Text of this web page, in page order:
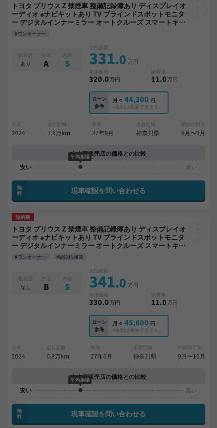
トヨタ プリウス Z 禁煙車 整備記録簿あり ディスプレイオ
ーディオ ※ナビキットあり TV ブラインドスポットモニタ
ー デジタルインナーミラー オートクルーズ スマートキー
ETC 電動バックドア バックモニター 全方位カメラ ドライ
ブレコーダー 衝突軽減
#ワンオーナー
板金歴
あり
外装
A
内装
S
支払総額
331.0 万円
本体価格
320.0万円
諸費用
11.0万円
ローン
参考
月々 44,300 円
※金額は変更できます。
年式
2024
走行距離
1.9万km
車検
27年9月
出品地域
神奈川県
納期の目安
8月〜9月
中古車販売店の価格との比較
平均相場
無
料
現車確認を問い合わせる
短納期
トヨタ プリウス Z 禁煙車 整備記録簿あり ディスプレイオ
ーディオ ※ナビキットあり TV ブラインドスポットモニタ
ー デジタルインナーミラー オートクルーズ スマートキー
ETC 電動バックドア バックモニター 全方位カメラ ドライ
ブレコーダー 衝突軽減
#ワンオーナー #納期応相談
板金歴
なし
外装
B
内装
S
支払総額
341.0 万円
本体価格
330.0万円
諸費用
11.0万円
ローン
参考
月々 45,600 円
※金額は変更できます。
年式
2024
走行距離
0.8万km
車検
27年6月
出品地域
神奈川県
納期の目安
9月〜10月
中古車販売店の価格との比較
平均相場
無
料
現車確認を問い合わせる